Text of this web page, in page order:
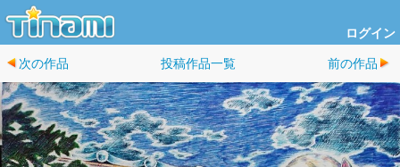
ログイン
次の作品 投稿作品一覧 前の作品